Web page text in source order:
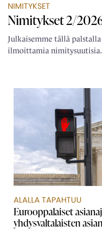
NIMITYKSET
Nimitykset 2/
Julkaisemme tällä
ilmoittamia nimitysuutisia.
ALALLA TAPAHTUU
Eurooppalaiset
yhdysvaltalaisten